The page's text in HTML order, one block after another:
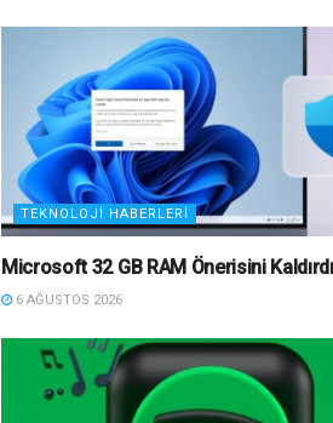
TEKNOLOJI HABERLERI
Microsoft 32 GB RAM Önerisini Kaldırdı
6 AĞUSTOS 2026